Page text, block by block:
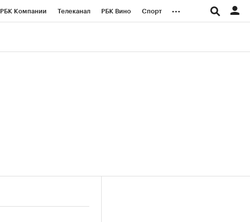
РБК Компании Телеканал РБК Вино Спорт ...